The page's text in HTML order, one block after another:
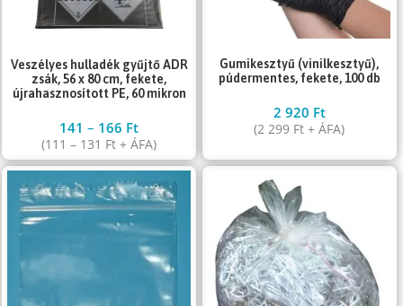
Veszélyes hulladék gyűjtő ADR
zsák, 56 x 80 cm, fekete,
újrahasznosított PE, 60 mikron
141– 166 Ft
(111– 131 Ft + ÁFA)
Gumikesztyű (vinilkesztyű),
púdermentes, fekete, 100 db
2 920 Ft
(2 299 Ft + ÁFA)